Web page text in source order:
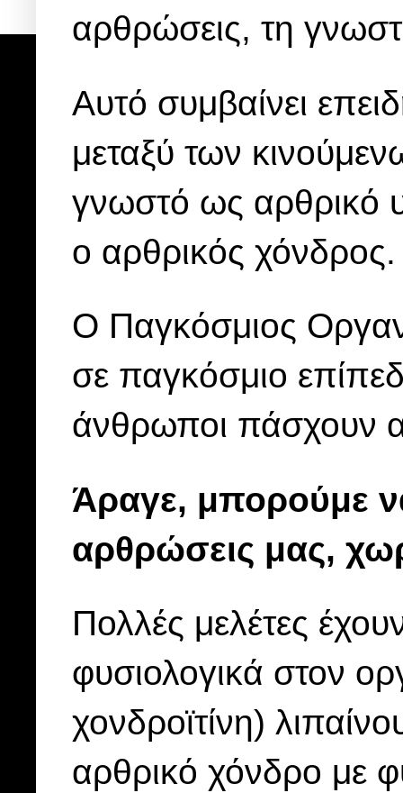
αρθρώσεις, τη
Αυτό συμβαίνει
μεταξύ των
γνωστό ως αρθρικό
ο αρθρικός
Ο Παγκόσμιος
σε παγκόσμιο
άνθρωποι πάσχουν
Άραγε, μπορούμε
αρθρώσεις μας,
Πολλές μελέτες
φυσιολογικά στον
χονδροϊτίνη)
αρθρικό χόνδρο με